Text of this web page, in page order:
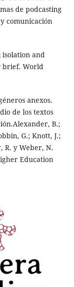
de podcasting
comunicación
isolation and
brief. World
anexos.
de los textos
B.;
G.; Knott, J.;
R. y Weber, N.
Education